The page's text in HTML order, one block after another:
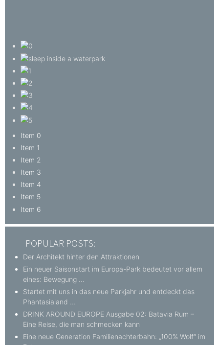
Item 0
Item 1
Item 2
Item 3
Item 4
Item 5
Item 6
POPULAR POSTS:
Der Architekt hinter den Attraktionen
Ein neuer Saisonstart im Europa-Park bedeutet vor allem
eines: Bewegung ...
Startet mit uns in das neue Parkjahr und entdeckt das
Phantasialand ...
DRINK AROUND EUROPE Ausgabe 02: Batavia Rum –
Eine Reise, die man schmecken kann
Eine neue Generation Familienachterbahn: „100% Wolf“ im